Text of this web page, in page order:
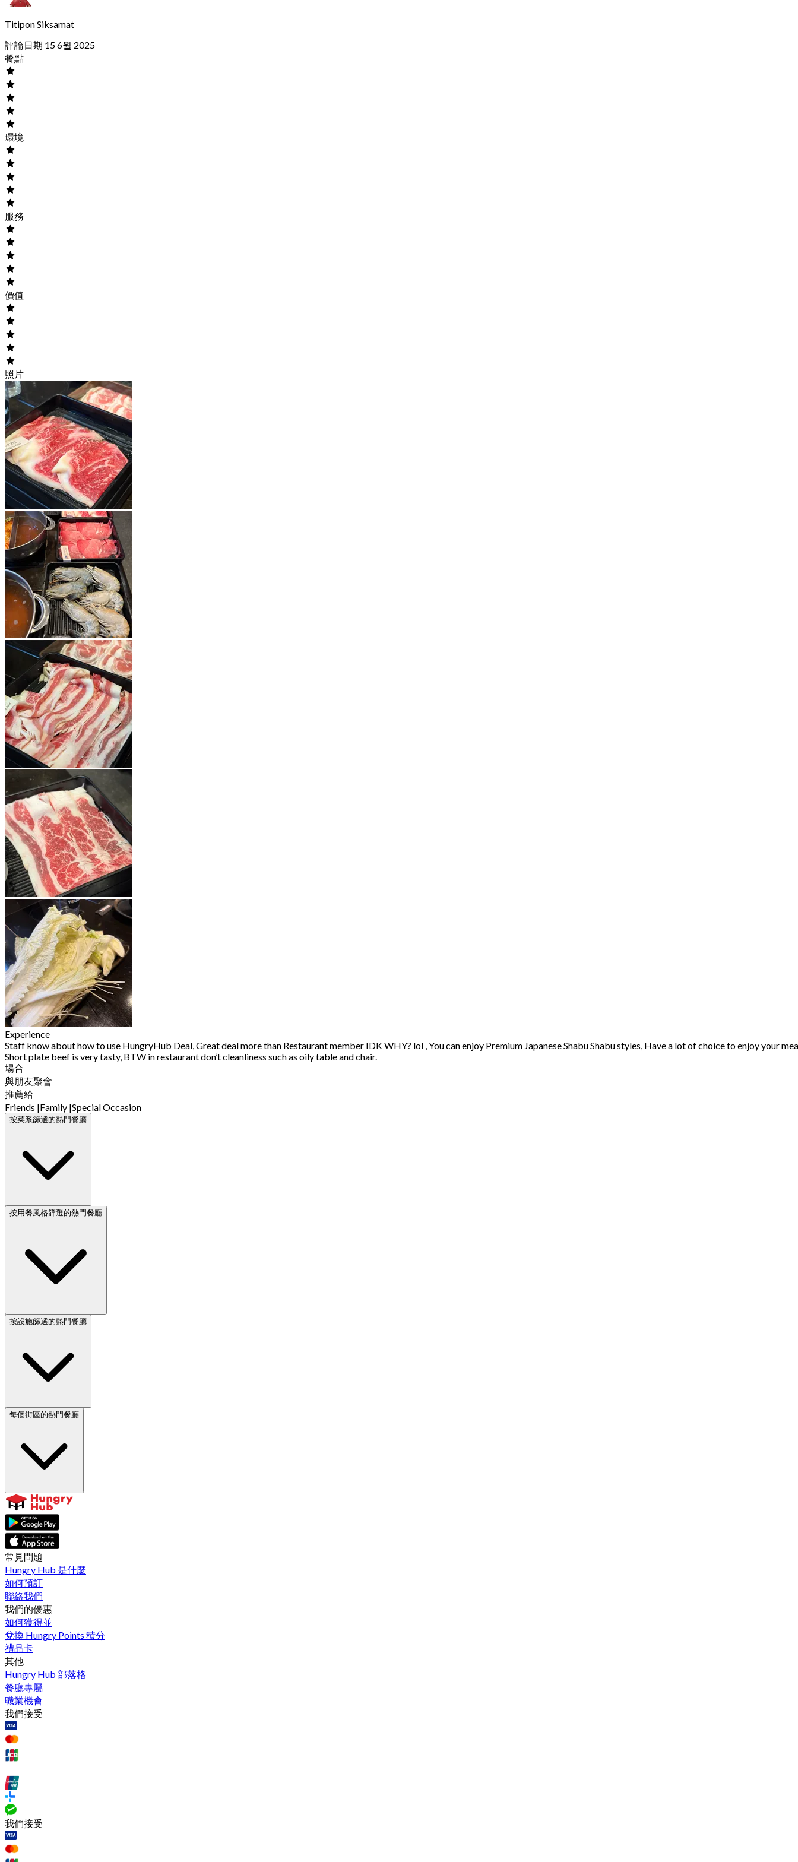
Titipon Siksamat
評論日期 15 6월 2025
餐點
環境
服務
價值
照片
Experience
Staff know about how to use HungryHub Deal, Great deal more than Restaurant member IDK WHY? lol , You can enjoy Premium Japanese Shabu Shabu styles, Have a lot of choice to enjoy your
Short plate beef is very tasty, BTW in restaurant don’t cleanliness such as oily table and chair.
場合
與朋友聚會
推薦給
Friends |Family |Special Occasion
按菜系篩選的熱門餐廳
按用餐風格篩選的熱門餐廳
按設施篩選的熱門餐廳
每個街區的熱門餐廳
常見問題
Hungry Hub 是什麼
如何預訂
聯絡我們
我們的優惠
如何獲得並
兌換 Hungry Points 積分
禮品卡
其他
Hungry Hub 部落格
餐廳專屬
職業機會
我們接受
我們接受